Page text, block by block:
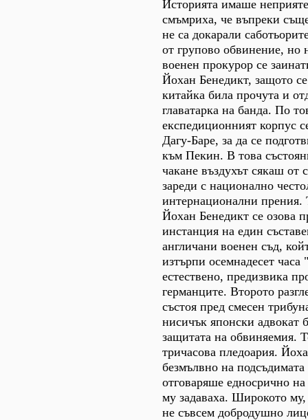
Историята имаше
смъмриха, че въпреки
не са докарали
от групово обвинение, но
военен прокурор се
Йохан Бенедикт, защото се
китайка била прочута и
главатарка на банда. По
експедиционният корпус
Дагу-Баре, за да се
към Пекин. В това
чакане въздухът сякаш от
зареди с национално
интернационални прения.
Йохан Бенедикт се озова
инстанция на един
англичани военен съд,
изтърпи осемнадесет часа
естествено, предизвика
германците. Второто
състоя пред смесен
нисичък японски адвокат
защитата на обвиняемия.
тричасова пледоария.
безмълвно на
отговаряше едносрично
му задаваха. Широкото
не съвсем добродушно